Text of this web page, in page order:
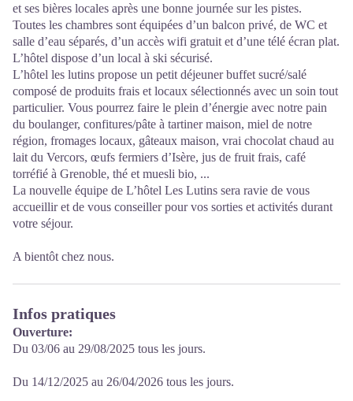
et ses bières locales après une bonne journée sur les pistes.
Toutes les chambres sont équipées d’un balcon privé, de WC et
salle d’eau séparés, d’un accès wifi gratuit et d’une télé écran plat.
L’hôtel dispose d’un local à ski sécurisé.
L’hôtel les lutins propose un petit déjeuner buffet sucré/salé
composé de produits frais et locaux sélectionnés avec un soin tout
particulier. Vous pourrez faire le plein d’énergie avec notre pain
du boulanger, confitures/pâte à tartiner maison, miel de notre
région, fromages locaux, gâteaux maison, vrai chocolat chaud au
lait du Vercors, œufs fermiers d’Isère, jus de fruit frais, café
torréfié à Grenoble, thé et muesli bio, ...
La nouvelle équipe de L’hôtel Les Lutins sera ravie de vous
accueillir et de vous conseiller pour vos sorties et activités durant
votre séjour.
A bientôt chez nous.
Infos pratiques
Ouverture:
Du 03/06 au 29/08/2025 tous les jours.
Du 14/12/2025 au 26/04/2026 tous les jours.